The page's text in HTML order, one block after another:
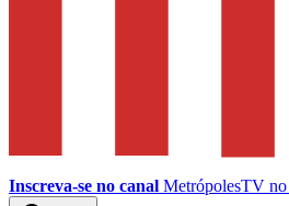
Inscreva-se no canal MetrópolesTV no